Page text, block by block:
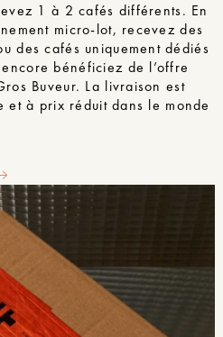
1 à 2 cafés différents. En
micro-lot, recevez des
des cafés uniquement dédiés
bénéficiez de l’offre
Buveur. La livraison est
et à prix réduit dans le monde